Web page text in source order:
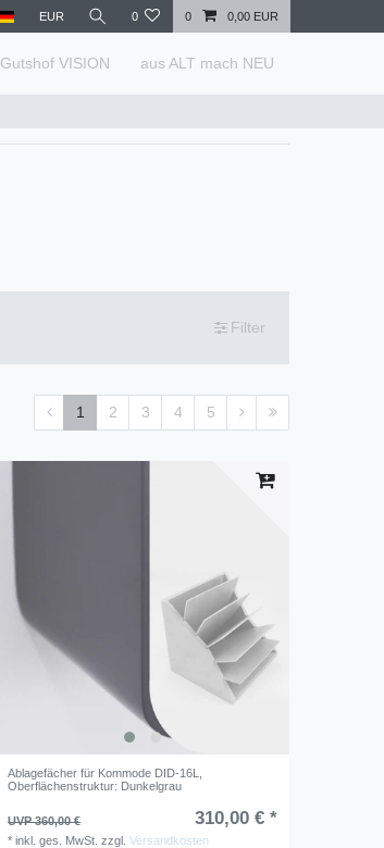
EUR 0 0 0,00 EUR
Gutshof VISION aus ALT mach NEU
Filter
1 2 3 4 5
Ablagefächer für Kommode DID-16L
Oberflächenstruktur: Dunkelgrau
UVP 360,00 € 310,00 € *
*inkl. ges. MwSt. zzgl.Versandkosten